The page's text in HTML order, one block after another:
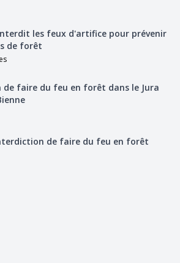
les feux d'artifice pour prévenir
de forêt
faire du feu en forêt dans le Jura
de faire du feu en forêt